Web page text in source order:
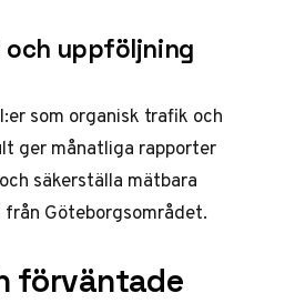
uppföljning
som organisk trafik och
ger månatliga rapporter
säkerställa mätbara
Göteborgsområdet.
förväntade